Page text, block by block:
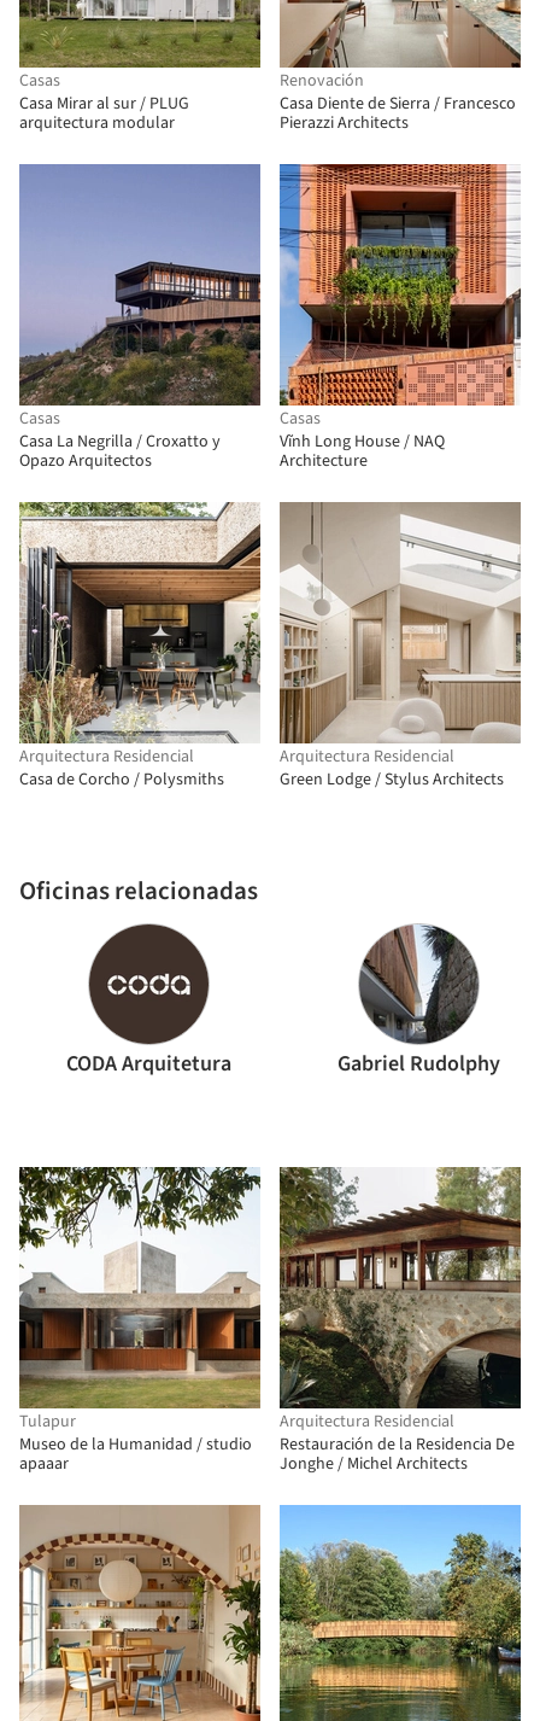
Casas
Casa Mirar al sur / PLUG
arquitectura modular
Renovación
Casa Diente de Sierra / Francesco
Pierazzi Architects
Casas
Casa La Negrilla / Croxatto y
Opazo Arquitectos
Casas
Vĩnh Long House / NAQ
Architecture
Arquitectura Residencial
Casa de Corcho / Polysmiths
Oficinas relacionadas
CODA Arquitetura Gabriel Rudolphy
Arquitectura Residencial
Green Lodge / Stylus Architects
Tulapur
Museo de la Humanidad / studio
apaaar
Arquitectura Residencial
Restauración de la Residencia De
Jonghe / Michel Architects